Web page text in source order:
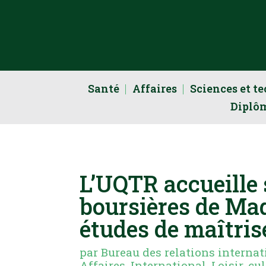
Santé Affaires
Sciences et
L’UQTR
boursières de
études de
parBureau des relations